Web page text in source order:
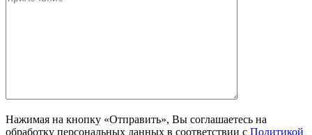
Нажимая на кнопку «Отправить», Вы соглашаетесь на
обработку персональных данных в соответствии с Политикой